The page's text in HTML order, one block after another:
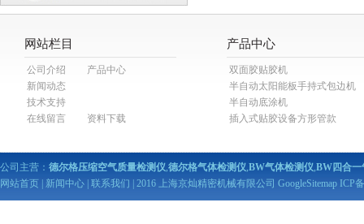
网站栏目
公司介绍
产品中心
新闻动态
技术支持
在线留言
资料下载
产品中心
双面胶贴胶机
半自动太阳能板手持式包边机
半自动底涂机
插入式贴胶设备方形管款
公司主营： 德尔格压缩空气质量检测仪,德尔格气体检测仪,BW气体检测仪,BW四合一
网站首页
新闻中心 联系我们 | 2016 上海京灿精密机械有限公司 GoogleSitemap ICP